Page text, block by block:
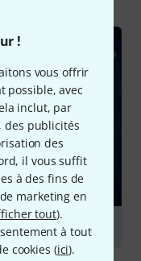
!
vous offrir
possible, avec
inclut, par
des publicités
des
il vous suffit
à des fins de
marketing en
tout).
à tout
cookies (ici).